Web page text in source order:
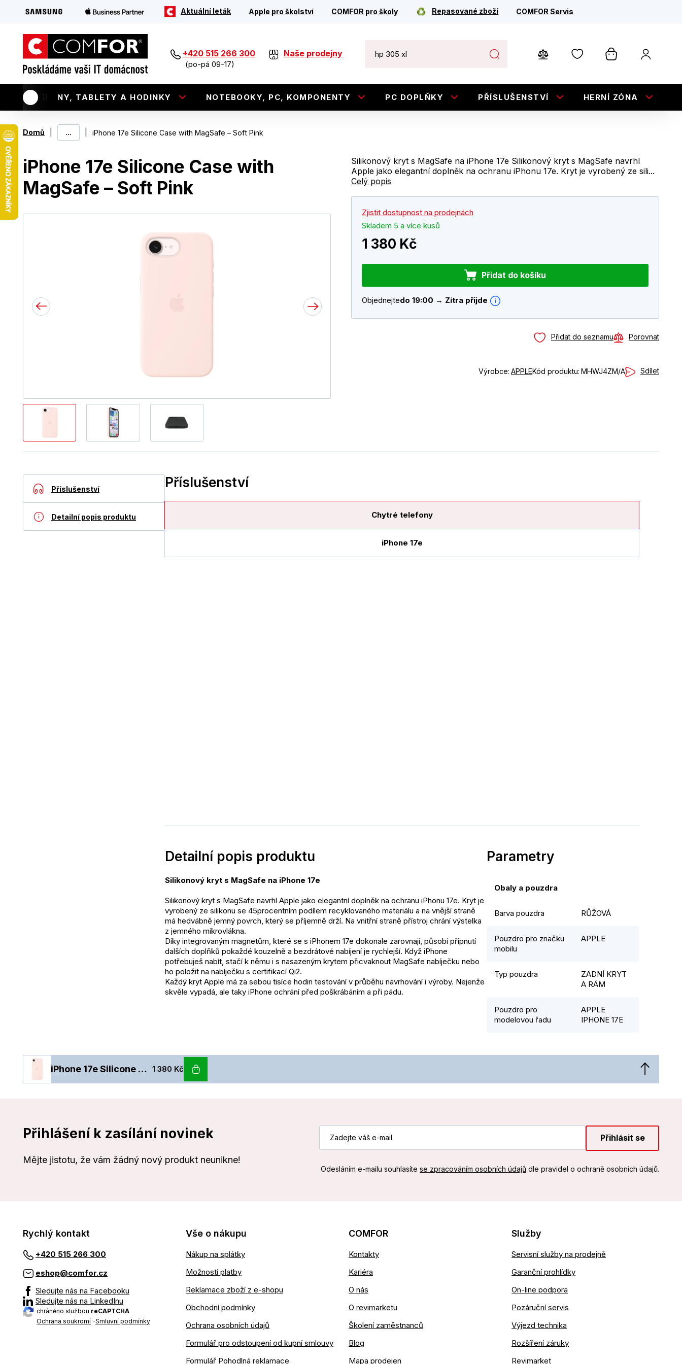
Aktuální leták Apple pro školství COMFOR pro školy Repasované zboží COMFOR Servis
+420 515 266 300
(po-pá 09-17)
Naše prodejny
TELEFONY, TABLETY A HODINKY NOTEBOOKY, PC, KOMPONENTY PC DOPLŇKY PŘÍSLUŠENSTVÍ HERNÍ ZÓNA
Domů ... iPhone 17e Silicone Case with MagSafe – Soft Pink
iPhone 17e Silicone Case with
MagSafe – Soft Pink
Silikonový kryt s MagSafe na iPhone 17e Silikonový kryt s MagSafe navrhl
Apple jako elegantní doplněk na ochranu iPhonu 17e. Kryt je vyrobený ze sili...
Celý popis
Zjistit dostupnost na prodejnách
Skladem 5 a více kusů
1 380 Kč
Přidat do košíku
Objednejtedo 19:00 → Zítra přijde
Přidat do seznamu Porovnat
Výrobce: APPLEKód produktu: MHWJ4ZM/A Sdílet
Příslušenství
Detailní popis produktu
Příslušenství
Chytré telefony
iPhone 17e
Detailní popis produktu
Silikonový kryt s MagSafe na iPhone 17e
Silikonový kryt s MagSafe navrhl Apple jako elegantní doplněk na ochranu iPhonu 17e. Kryt je
vyrobený ze silikonu se 45procentním podílem recyklovaného materiálu a na vnější straně
má hedvábně jemný povrch, který se příjemně drží. Na vnitřní straně přístroj chrání výstelka
z jemného mikrovlákna.
Díky integrovaným magnetům, které se s iPhonem 17e dokonale zarovnají, působí připnutí
dalších doplňků pokaždé kouzelně a bezdrátové nabíjení je rychlejší. Když iPhone
potřebuješ nabít, stačí k němu i s nasazeným krytem přicvaknout MagSafe nabíječku nebo
ho položit na nabíječku s certifikací Qi2.
Každý kryt Apple má za sebou tisíce hodin testování v průběhu navrhování i výroby. Nejenže
skvěle vypadá, ale taky iPhone ochrání před poškrábáním a při pádu.
Parametry
Obaly a pouzdra
Barva pouzdra RŮŽOVÁ
Pouzdro pro značku
mobilu
APPLE
Typ pouzdra
ZADNÍ KRYT
A RÁM
Pouzdro pro
modelovou řadu
APPLE
IPHONE 17E
iPhone 17e Silicone Case with MagSafe – Soft Pink 1 380 Kč
Přihlášení k zasílání novinek
Mějte jistotu, že vám žádný nový produkt neunikne!
Přihlásit se
Odesláním e-mailu souhlasíte se zpracováním osobních údajůdle pravidel o ochraně osobních údajů.
Rychlý kontakt
+420 515 266 300
eshop@comfor.cz
Sledujte nás na Facebooku
Sledujte nás na LinkedInu
chráněno službou reCAPTCHA
Ochrana soukromí -Smluvní podmínky
Vše o nákupu
Nákup na splátky
Možnosti platby
Reklamace zboží z e-shopu
Obchodní podmínky
Ochrana osobních údajů
Formulář pro odstoupení od kupní smlouvy
Formulář Pohodlná reklamace
COMFOR
Kontakty
Kariéra
O nás
O revimarketu
Školení zaměstnanců
Blog
Mapa prodejen
Služby
Servisní služby na prodejně
Garanční prohlídky
On-line podpora
Pozáruční servis
Výjezd technika
Rozšíření záruky
Revimarket